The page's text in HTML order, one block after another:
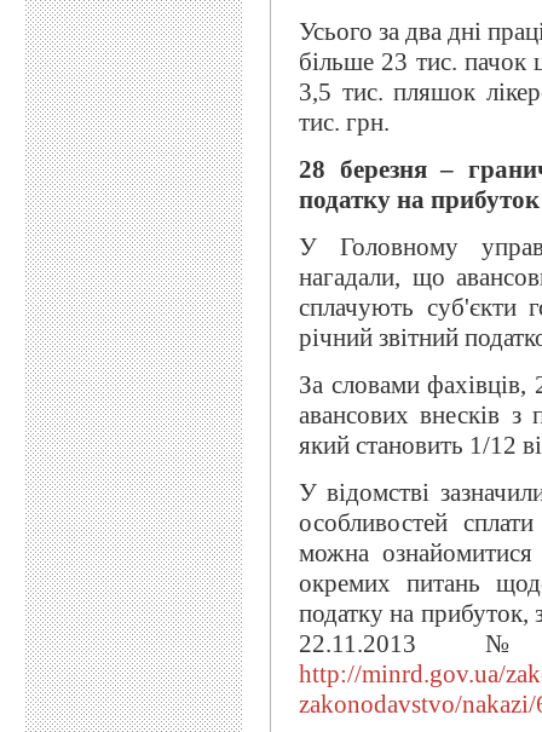
Усього за два дні
більше 23 тис. пачок
3,5 тис. пляшок
тис. грн.
28 березня –
податку на прибуток
У Головному
нагадали, що
сплачують суб'єкти
річний звітний
За словами
авансових внесків з
який становить 1/12
У відомстві
особливостей
можна ознайомитися
окремих питань
податку на прибуток,
22.11.2013
http://minrd.gov.ua/
zakonodavstvo/